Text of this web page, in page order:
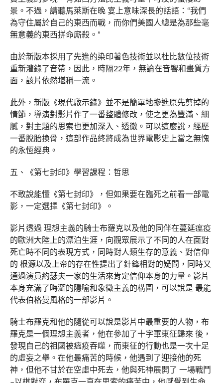
景。不過，請聽馬萊斯在晚 宴上意味深長的話語：“我們
為守住屬於自己的東西而戰，而你們美國人總是為那些毫
無意義的東西拼命廝殺。”
由於新版本採用了先進的染印著色技術並以杜比數位技術
重新灌錄了音帶，因此，時隔22年，無論在音響和畫質方
面，該片依然堪稱一流。
此外，新版《現代啟示錄》並不是簡單地摻進原先剪掉的
情節，導演對影片作了一番整體修改，使之更為豐滿、細
膩，對主題的思索也更加深入、透徹。可以這麼說，經歷
一番脫胎換骨，這部作品終將成為世界電影史上當之無愧
的永恆經典。
五、《第七封印》學習課程：哲思
不敢說能懂《第七封印》，但如果要在臨死之前看一部電
影，一定選擇《第七封印》。
影片透過 理想主義的騎士布羅克以及他的同伴在蔓延瘟疫
的歐洲大陸上的漂泊生涯，向觀眾展示了不同的人在面對
死亡時不同的表現方式，同時對人類生存的意義、對信仰
的 根源以及上帝的存在性提出了針鋒相對的疑問，同時又
通過演員約瑟夫一家的生活來肯定信仰本身的力量。影片
本身充滿了晦澀的隱喻和象徵主義的構圖，可以說是 最能
代表伯格曼風格的一部影片。
騎士布羅克和他的隨從可以說是影片中最重要的人物，布
羅克是一個理想主義者，他在參加了十字軍東征歸來 後，
發現自己的祖國被瘟疫吞噬，而東征的行動也是一次十足
的虛妄之舉。在他最痛苦的時候，他遇到了迎接他的死
神，但他不甘於在空虛中死去，他與死神展開了 一場戰鬥